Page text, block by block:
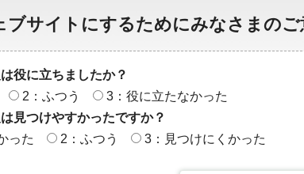
ブサイトにするためにみなさまの
役に立ちましたか？
2：ふつう
3：役に立たなかった
見つけやすかったですか？
った
2：ふつう 3：見つけにくかった